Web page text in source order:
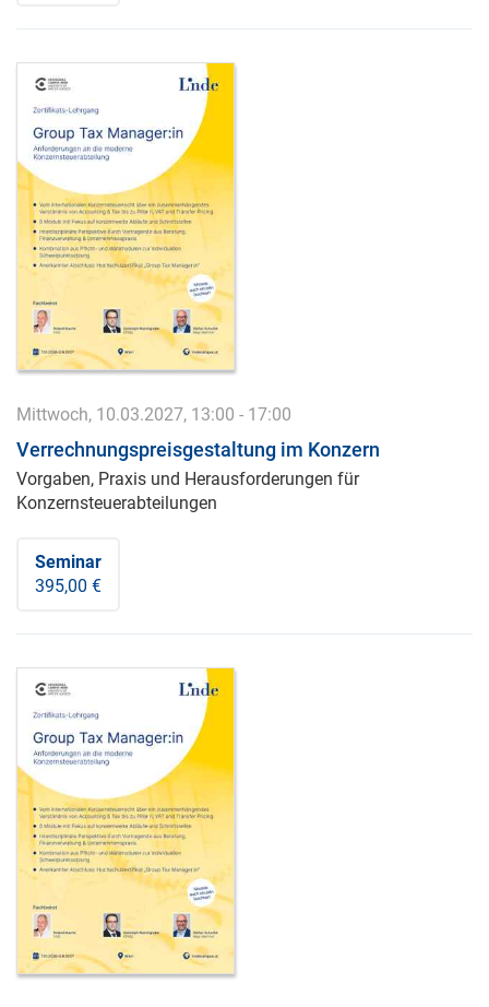
Mittwoch, 10.03.2027, 13:00 - 17:00
Verrechnungspreisgestaltung im Konzern
Vorgaben, Praxis und Herausforderungen für
Konzernsteuerabteilungen
Seminar
395,00 €